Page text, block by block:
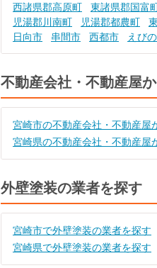
西諸県郡高原町 東諸県郡国富
児湯郡川南町
児湯郡都農町
日向市
串間市 西都市 えび
不動産会社・不動産屋
宮崎市の不動産会社・不動産屋
宮崎県の不動産会社・不動産屋
外壁塗装の業者を探す
宮崎市で外壁塗装の業者を探す
宮崎県で外壁塗装の業者を探す